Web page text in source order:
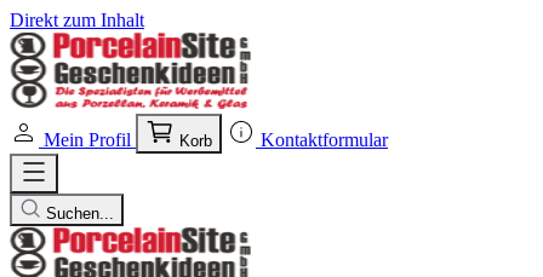
Direkt zum Inhalt
Mein Profil Korb Kontaktformular
Suchen...